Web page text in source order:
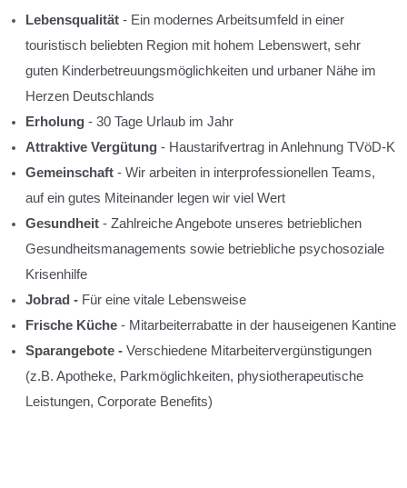
Lebensqualität - Ein modernes Arbeitsumfeld in einer
touristisch beliebten Region mit hohem Lebenswert, sehr
guten Kinderbetreuungsmöglichkeiten und urbaner Nähe im
Herzen Deutschlands
Erholung - 30 Tage Urlaub im Jahr
Attraktive Vergütung - Haustarifvertrag in Anlehnung TVöD-K
Gemeinschaft - Wir arbeiten in interprofessionellen Teams,
auf ein gutes Miteinander legen wir viel Wert
Gesundheit - Zahlreiche Angebote unseres betrieblichen
Gesundheitsmanagements sowie betriebliche psychosoziale
Krisenhilfe
Jobrad - Für eine vitale Lebensweise
Frische Küche - Mitarbeiterrabatte in der hauseigenen Kantine
Sparangebote - Verschiedene Mitarbeitervergünstigungen
(z.B. Apotheke, Parkmöglichkeiten, physiotherapeutische
Leistungen, Corporate Benefits)